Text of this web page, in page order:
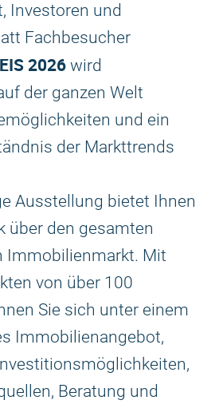
Investoren und
Fachbesucher
2026 wird
der ganzen Welt
und ein
der Markttrends
Ausstellung bietet Ihnen
über den gesamten
Immobilienmarkt. Mit
von über 100
Sie sich unter einem
Immobilienangebot,
Beratung und